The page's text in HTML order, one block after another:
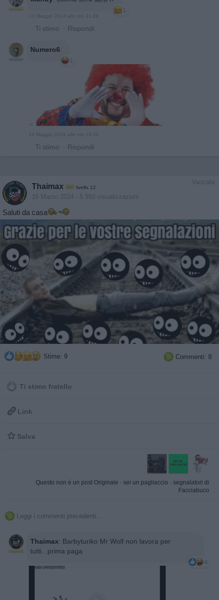
1
· Ti stimo · Rispondi
Numero6:
1
24 Maggio 2024 alle ore 14:56
· Ti stimo · Rispondi
Vaccata
Thaimax livello 12
16 Marzo 2024 - 5.950 visualizzazioni
Saluti da casa
Stime: 9  Commenti: 8
Ti stimo fratello
 Link
 Salva
Questo non è un post Originale · sei un pagliaccio · segnalatori di
Facciabuco
 Leggi i commenti precedenti...
Thaimax: Barbyturiko Mr Wolf non lavora per
tutti...prima paga
4